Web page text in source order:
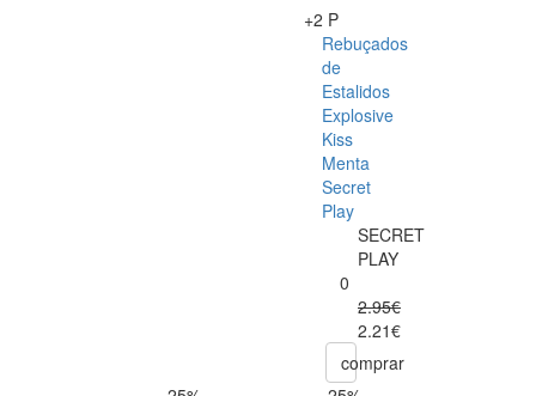
+2 P
Rebuçados
de
Estalidos
Explosive
Kiss
Menta
Secret
Play
SECRET
PLAY
0
2.95€
2.21€
comprar